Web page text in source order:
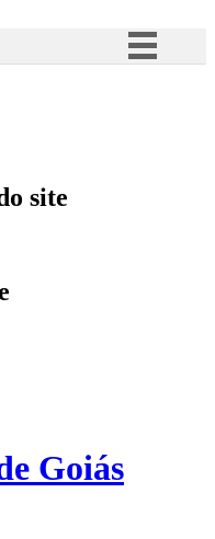
Acesso à informação
site
Goiás